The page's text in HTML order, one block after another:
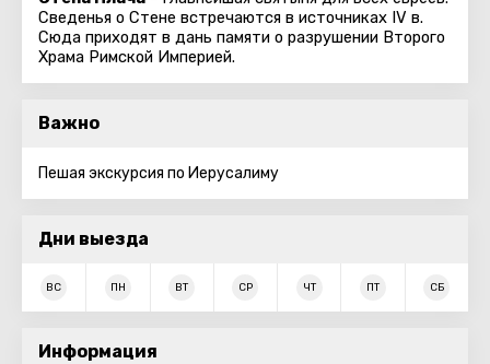
Сведенья о Стене встречаются в источниках IV в.
Сюда приходят в дань памяти о разрушении Второго
Храма Римской Империей.
Важно
Пешая экскурсия по Иерусалиму
Дни выезда
ВС ПН ВТ СР ЧТ ПТ СБ
Информация